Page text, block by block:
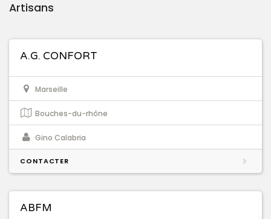
Artisans
A.G. CONFORT
Marseille
Bouches-du-rhône
Gino Calabria
CONTACTER
ABFM